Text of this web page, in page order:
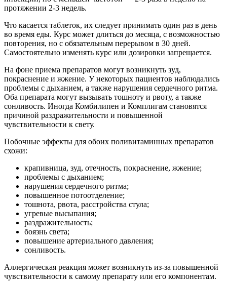
протяжении 2-3 недель.
Что касается таблеток, их следует принимать один раз в день
во время еды. Курс может длиться до месяца, с возможностью
повторения, но с обязательным перерывом в 30 дней.
Самостоятельно изменять курс или дозировки запрещается.
На фоне приема препаратов могут возникнуть зуд,
покраснение и жжение. У некоторых пациентов наблюдались
проблемы с дыханием, а также нарушения сердечного ритма.
Оба препарата могут вызывать тошноту и рвоту, а также
сонливость. Иногда Комбилипен и Комплигам становятся
причиной раздражительности и повышенной
чувствительности к свету.
Побочные эффекты для обоих поливитаминных препаратов
схожи:
крапивница, зуд, отечность, покраснение, жжение;
проблемы с дыханием;
нарушения сердечного ритма;
повышенное потоотделение;
тошнота, рвота, расстройства стула;
угревые высыпания;
раздражительность;
боязнь света;
повышение артериального давления;
сонливость.
Аллергическая реакция может возникнуть из-за повышенной
чувствительности к самому препарату или его компонентам.